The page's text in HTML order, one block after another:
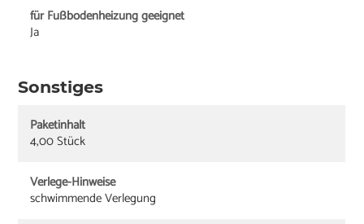
für Fußbodenheizung geeignet
Ja
Sonstiges
Paketinhalt
4,00 Stück
Verlege-Hinweise
schwimmende Verlegung